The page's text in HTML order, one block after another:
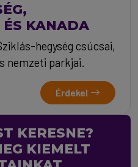
KANADA
hegység csúcsai,
nemzeti parkjai.
Érdekel
KERESNE?
KIEMELT